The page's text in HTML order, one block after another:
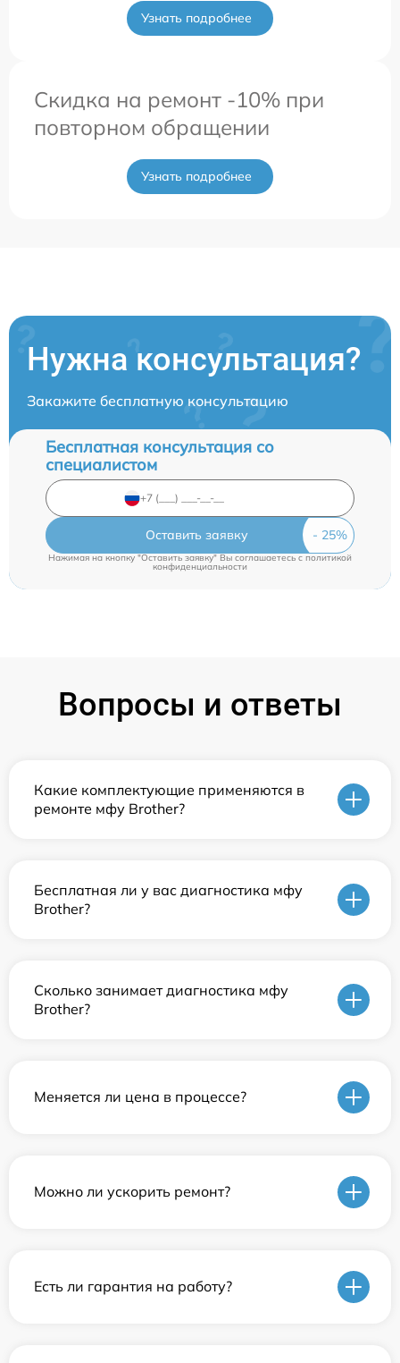
Узнать подробнее
Скидка на ремонт -10% при
повторном обращении
Узнать подробнее
Нужна консультация?
Закажите бесплатную консультацию
Бесплатная консультация со
специалистом
Оставить заявку
Нажимая на кнопку "Оставить заявку" Вы соглашаетесь cполитикой
конфиденциальности
Вопросы и ответы
Какие комплектующие применяются в
ремонте мфу Brother?
Бесплатная ли у вас диагностика мфу
Brother?
Сколько занимает диагностика мфу
Brother?
Меняется ли цена в процессе?
Можно ли ускорить ремонт?
Есть ли гарантия на работу?